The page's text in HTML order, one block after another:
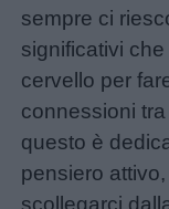
Storie
per
bambini
Feste
e
sempre ci
significativi che
cervello per
connessioni
questo è
pensiero
scollegarci